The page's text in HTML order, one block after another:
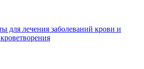
для лечения заболеваний крови и